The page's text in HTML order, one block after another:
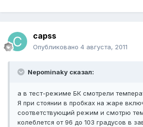
capss
Опубликовано 4 августа, 2011
Nepominaky сказал:
а в тест-режиме БК смотрели
Я при стоянии в пробках на жаре
соответствующий режим и смотрю
колеблется от 96 до 103 градусов в